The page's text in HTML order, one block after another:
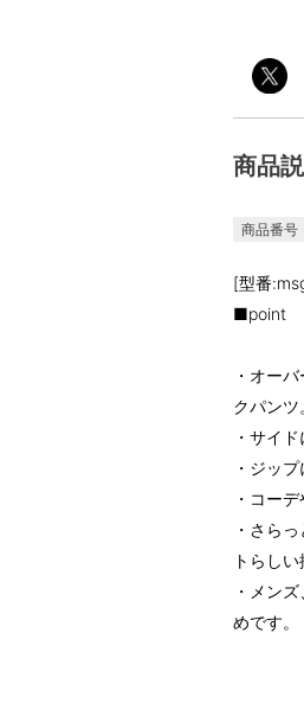
商品
商品番号
[型番
■point
・オー
クパンツ
・サイ
・ジッ
・コー
・さら
トらし
・メン
めです。